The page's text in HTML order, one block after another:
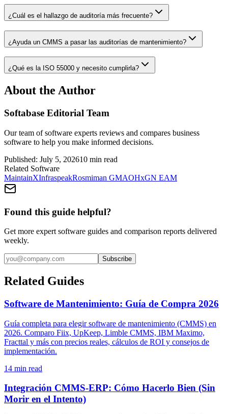
¿Cuál es el hallazgo de auditoría más frecuente?
¿Ayuda un CMMS a pasar las auditorías de mantenimiento?
¿Qué es la ISO 55000 y necesito cumplirla?
About the Author
Softabase Editorial Team
Our team of software experts reviews and compares business
software to help you make informed decisions.
Published: July 5, 202610 min read
Related Software
MaintainXInfraspeakRosmiman GMAOHxGN EAM
Found this guide helpful?
Get more expert software guides and comparison reports delivered
weekly.
Subscribe
Related Guides
Software de Mantenimiento: Guía de Compra 2026
Guía completa para elegir software de mantenimiento (CMMS) en
2026. Comparo Fiix, UpKeep, Limble CMMS, IBM Maximo,
Fracttal y más con precios reales, cálculos de ROI y consejos de
implementación.
14 min read
Integración CMMS-ERP: Cómo Hacerlo Bien (Sin
Morir en el Intento)